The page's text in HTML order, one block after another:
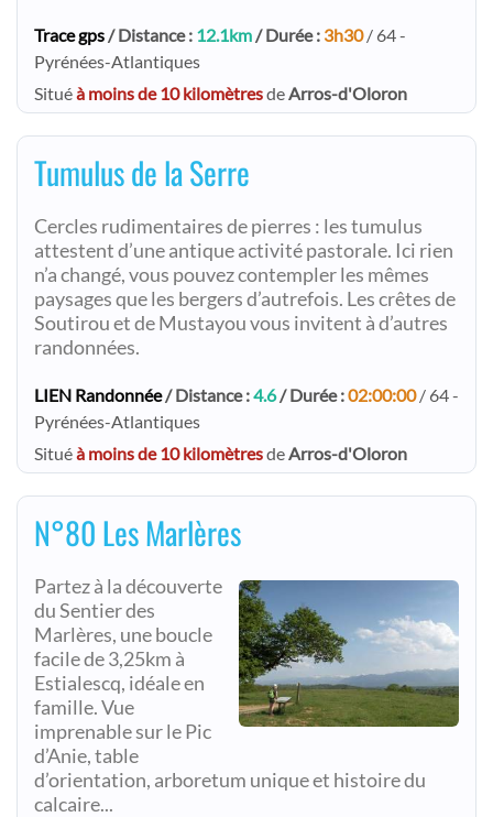
Trace gps/ Distance : 12.1km/ Durée : 3h30/ 64 -
Pyrénées-Atlantiques
Situéà moins de 10 kilomètresdeArros-d'Oloron
Tumulus de la Serre
Cercles rudimentaires de pierres : les tumulus
attestent d’une antique activité pastorale. Ici rien
n’a changé, vous pouvez contempler les mêmes
paysages que les bergers d’autrefois. Les crêtes de
Soutirou et de Mustayou vous invitent à d’autres
randonnées.
LIEN Randonnée/ Distance :4.6/ Durée :02:00:00/ 64 -
Pyrénées-Atlantiques
Situéà moins de 10 kilomètresdeArros-d'Oloron
N°80 Les Marlères
Partez à la découverte
du Sentier des
Marlères, une boucle
facile de 3,25km à
Estialescq, idéale en
famille. Vue
imprenable sur le Pic
d’Anie, table
d’orientation, arboretum unique et histoire du
calcaire...